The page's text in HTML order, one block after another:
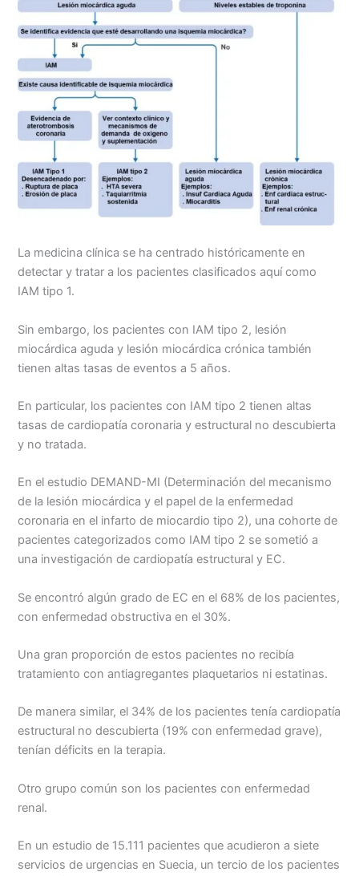
La medicina clínica se ha centrado históricamente en
detectar y tratar a los pacientes clasificados aquí como
IAM tipo 1.
Sin embargo, los pacientes con IAM tipo 2, lesión
miocárdica aguda y lesión miocárdica crónica también
tienen altas tasas de eventos a 5 años.
En particular, los pacientes con IAM tipo 2 tienen altas
tasas de cardiopatía coronaria y estructural no descubierta
y no tratada.
En el estudio DEMAND-MI (Determinación del mecanismo
de la lesión miocárdica y el papel de la enfermedad
coronaria en el infarto de miocardio tipo 2), una cohorte de
pacientes categorizados como IAM tipo 2 se sometió a
una investigación de cardiopatía estructural y EC.
Se encontró algún grado de EC en el 68% de los pacientes,
con enfermedad obstructiva en el 30%.
Una gran proporción de estos pacientes no recibía
tratamiento con antiagregantes plaquetarios ni estatinas.
De manera similar, el 34% de los pacientes tenía cardiopatía
estructural no descubierta (19% con enfermedad grave),
tenían déficits en la terapia.
Otro grupo común son los pacientes con enfermedad
renal.
En un estudio de 15.111 pacientes que acudieron a siete
servicios de urgencias en Suecia, un tercio de los pacientes